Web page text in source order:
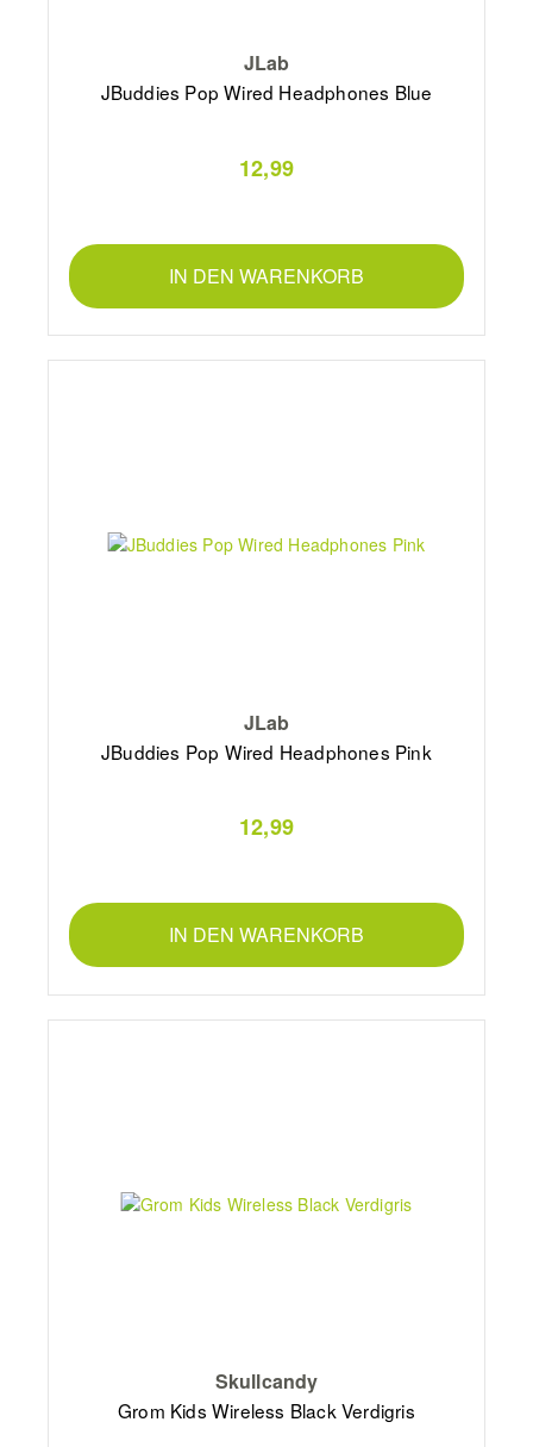
JLab
JBuddies Pop Wired Headphones Blue
12,99
IN DEN WARENKORB
JLab
JBuddies Pop Wired Headphones Pink
12,99
IN DEN WARENKORB
Skullcandy
Grom Kids Wireless Black Verdigris